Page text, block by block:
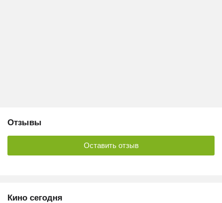
Отзывы
Оставить отзыв
Кино сегодня